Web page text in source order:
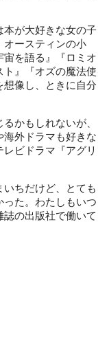
が大好きな女の子
オースティンの小
を語る』『ロミオ
ト』『オズの魔法使
像し、ときに自分
かもしれないが、
海外ドラマも好きな
ビドラマ『アグリ
いちだけど、とても
た。わたしもいつ
の出版社で働いて